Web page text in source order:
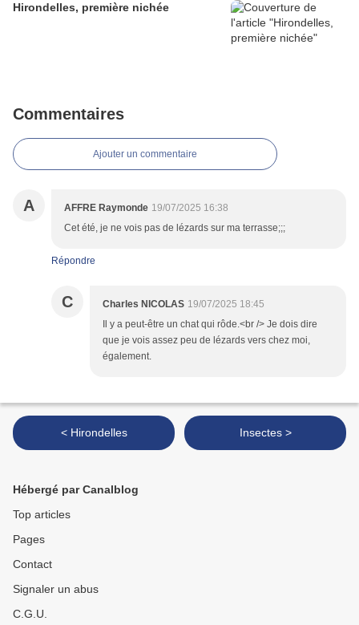
Hirondelles, première nichée
Commentaires
Ajouter un commentaire
A AFFRE Raymonde 19/07/2025 16:38
Cet été, je ne vois pas de lézards sur ma terrasse;;;
Répondre
C Charles NICOLAS 19/07/2025 18:45
Il y a peut-être un chat qui rôde.<br /> Je dois dire
que je vois assez peu de lézards vers chez moi,
également.
< Hirondelles Insectes >
Hébergé par Canalblog
Top articles
Pages
Contact
Signaler un abus
C.G.U.